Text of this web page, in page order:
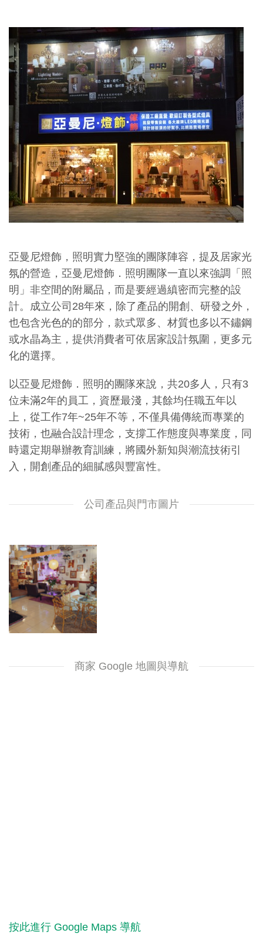
亞曼尼燈飾，照明實力堅強的團隊陣容，提及居家光
氛的營造，亞曼尼燈飾．照明團隊一直以來強調「照
明」非空間的附屬品，而是要經過縝密而完整的設
計。成立公司28年來，除了產品的開創、研發之外，
也包含光色的的部分，款式眾多、材質也多以不鏽鋼
或水晶為主，提供消費者可依居家設計氛圍，更多元
化的選擇。
以亞曼尼燈飾．照明的團隊來說，共20多人，只有3
位未滿2年的員工，資歷最淺，其餘均任職五年以
上，從工作7年~25年不等，不僅具備傳統而專業的
技術，也融合設計理念，支撐工作態度與專業度，同
時還定期舉辦教育訓練，將國外新知與潮流技術引
入，開創產品的細膩感與豐富性。
公司產品與門市圖片
商家 Google 地圖與導航
按此進行 Google Maps 導航